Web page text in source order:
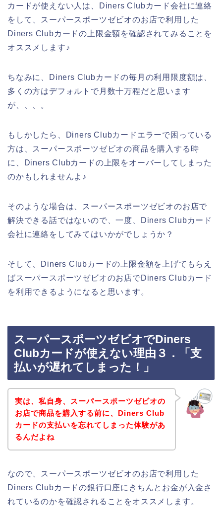
カードが使えない人は、Diners Clubカード会社に連絡
をして、スーパースポーツゼビオのお店で利用した
Diners Clubカードの上限金額を確認されてみることを
オススメします♪
ちなみに、Diners Clubカードの毎月の利用限度額は、
多くの方はデフォルトで月数十万程だと思います
が、、、。
もしかしたら、Diners Clubカードエラーで困っている
方は、スーパースポーツゼビオの商品を購入する時
に、Diners Clubカードの上限をオーバーしてしまった
のかもしれませんよ♪
そのような場合は、スーパースポーツゼビオのお店で
解決できる話ではないので、一度、Diners Clubカード
会社に連絡をしてみてはいかがでしょうか？
そして、Diners Clubカードの上限金額を上げてもらえ
ばスーパースポーツゼビオのお店でDiners Clubカード
を利用できるようになると思います。
スーパースポーツゼビオでDiners
Clubカードが使えない理由３．「支
払いが遅れてしまった！」
実は、私自身、スーパースポーツゼビオの
お店で商品を購入する前に、Diners Club
カードの支払いを忘れてしまった体験があ
るんだよね
なので、スーパースポーツゼビオのお店で利用した
Diners Clubカードの銀行口座にきちんとお金が入金さ
れているのかを確認されることをオススメします。